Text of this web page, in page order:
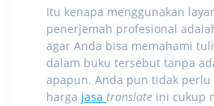
Itu kenapa menggunakan
penerjemah profesional
agar Anda bisa memahami
dalam buku tersebut tanpa
apapun. Anda pun tidak perlu
harga jasa translate ini cukup